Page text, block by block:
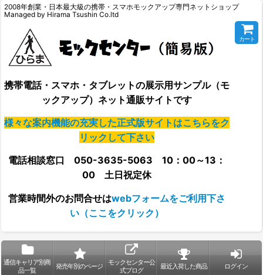
2008年創業・日本最大級の携帯・スマホモックアップ専門ネットショップ
Managed by Hirama Tsushin Co.ltd
携帯電話・スマホ・タブレットの展示用サンプル（モ
ックアップ）ネット通販サイトです
様々な案内機能の充実した正式版サイトはこちらをク
リックして下さい
電話相談窓口 050-3635-5063 10：00～13：
00 土日祝定休
営業時間外のお問合せはwebフォームをご利用下さ
い（ここをクリック）
カート
通信キャリア別商
品一覧
発売年別のページ
モックセンター公
式ブログ
最近入荷した商品 ログイン